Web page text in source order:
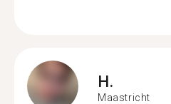
H.
Maastricht